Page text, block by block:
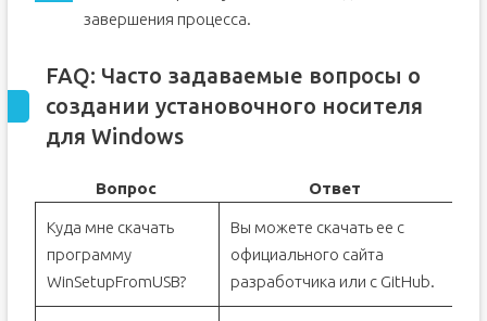
завершения процесса.
FAQ: Часто задаваемые вопросы о
создании установочного носителя
для Windows
Вопрос Ответ
Куда мне скачать
программу
WinSetupFromUSB?
Вы можете скачать ее с
официального сайта
разработчика или с GitHub.